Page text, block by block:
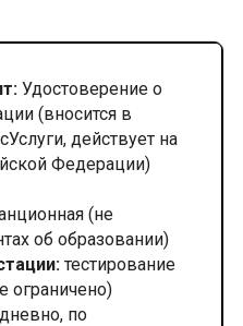
Удостоверение о
(вносится в
действует на
Федерации)
(не
об образовании)
тестирование
ограничено)
по